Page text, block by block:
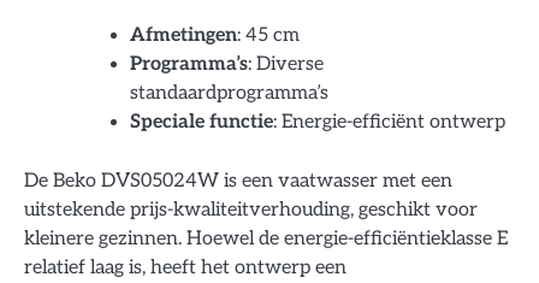
Afmetingen: 45 cm
Programma’s: Diverse
standaardprogramma’s
Speciale functie: Energie-efficiënt ontwerp
De Beko DVS05024W is een vaatwasser met een
uitstekende prijs-kwaliteitverhouding, geschikt voor
kleinere gezinnen. Hoewel de energie-efficiëntieklasse E
relatief laag is, heeft het ontwerp een